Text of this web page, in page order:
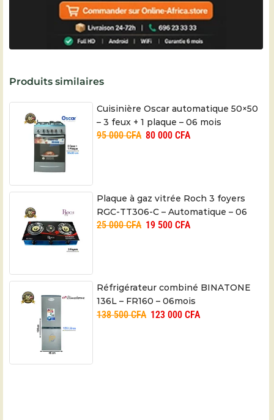
Produits similaires
Cuisinière Oscar automatique 50×50
– 3 feux + 1 plaque – 06 mois
95 000CFA 80 000 CFA
Plaque à gaz vitrée Roch 3 foyers
RGC-TT306-C – Automatique – 06
mois
25 000CFA 19 500 CFA
Réfrigérateur combiné BINATONE
136L – FR160 – 06mois
138 500CFA 123 000 CFA